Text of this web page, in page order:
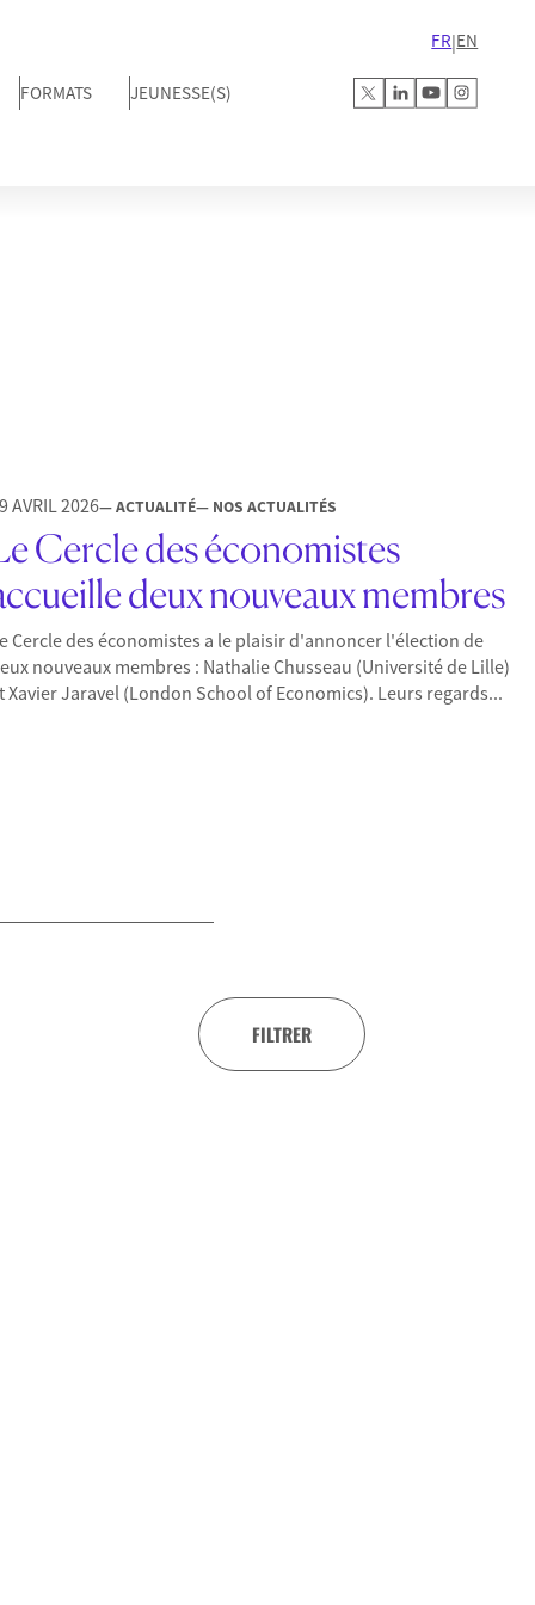
FORMATS JEUNESSE(S)
FR|EN
AVRIL 2026— ACTUALITÉ— NOS ACTUALITÉS
Cercle des économistes
deux nouveaux membres
Cercle des économistes a le plaisir d'annoncer l'élection de
nouveaux membres : Nathalie Chusseau (Université de Lille)
Xavier Jaravel (London School of Economics). Leurs regards...
FILTRER